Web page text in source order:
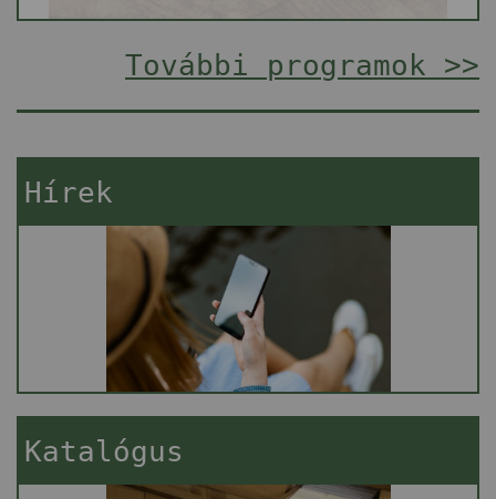
További programok >>
Hírek
Katalógus